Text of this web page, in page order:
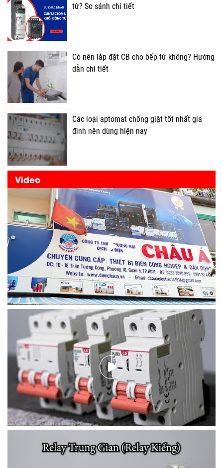
từ? So sánh chi tiết
Có nên lắp đặt CB cho bếp từ không? Hướng
dẫn chi tiết
Các loại aptomat chống giật tốt nhất gia
đình nên dùng hiện nay
Video